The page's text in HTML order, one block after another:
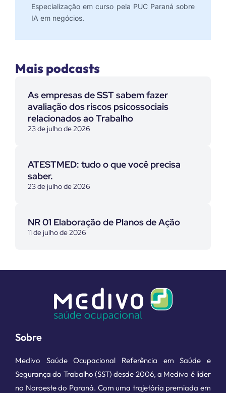
Especialização em curso pela PUC Paraná sobre
IA em negócios.
Mais podcasts
As empresas de SST sabem fazer
avaliação dos riscos psicossociais
relacionados ao Trabalho
23 de julho de 2026
ATESTMED: tudo o que você precisa
saber.
23 de julho de 2026
NR 01 Elaboração de Planos de Ação
11 de julho de 2026
Sobre
Medivo Saúde Ocupacional Referência em Saúde e
Segurança do Trabalho (SST) desde 2006, a Medivo é líder
no Noroeste do Paraná. Com uma trajetória premiada em